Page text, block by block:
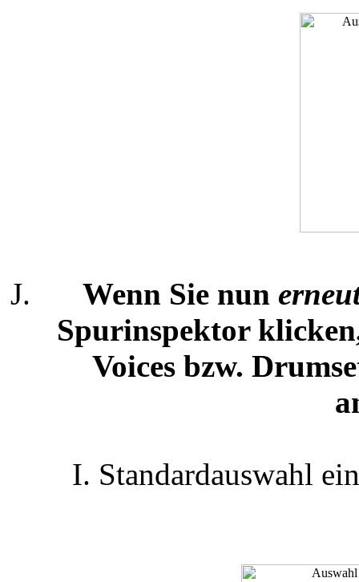
Wenn Sie nun
Spurinspektor
Voices bzw.
I. Standardauswahl